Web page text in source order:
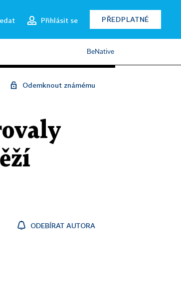
Přihlásit se PŘEDPLATNÉ
BeNative
Odemknout známému
ODEBÍRAT AUTORA